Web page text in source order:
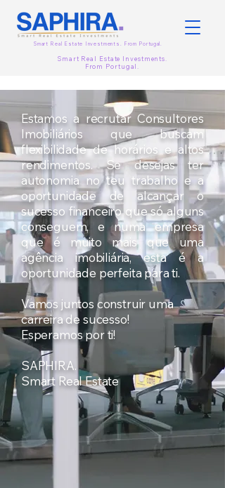
Smart Real Estate Investments. From Portugal.
Smart Real Estate Investments.
From Portugal.
Estamos a recrutar Consultores
Imobiliários que buscam
flexibilidade de horários e altos
rendimentos. Se desejas ter
autonomia no teu trabalho e a
oportunidade de alcançar o
sucesso financeiro que só alguns
conseguem, e numa empresa
que é muito mais que uma
agência imobiliária, esta é a
oportunidade perfeita para ti.
Vamos juntos construir uma
carreira de sucesso!
Esperamos por ti!
SAPHIRA.
Smart Real Estate